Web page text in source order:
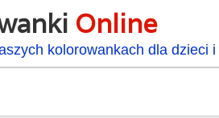
Online
kolorowankach dla dzieci